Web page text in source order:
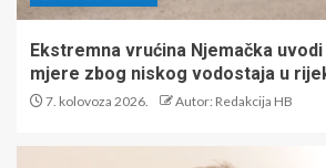
Ekstremna vrućina Njemačka
mjere zbog niskog vodostaja u
7. kolovoza 2026. Autor: Redakcija HB